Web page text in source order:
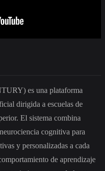
es una plataforma
dirigida a escuelas de
El sistema combina
cognitiva para
y personalizadas a cada
de aprendizaje